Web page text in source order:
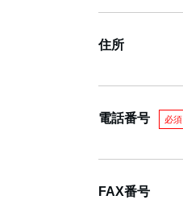
住所
電話番号 必須
FAX番号